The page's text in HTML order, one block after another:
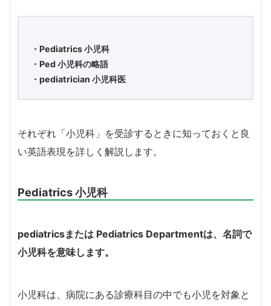
・Pediatrics 小児科
・Ped 小児科の略語
・pediatrician 小児科医
それぞれ「小児科」を受診するときに知っておくと良
い英語表現を詳しく解説します。
Pediatrics 小児科
pediatricsまたは Pediatrics Departmentは、名詞で
小児科を意味します。
小児科は、病院にある診療科目の中でも小児を対象と